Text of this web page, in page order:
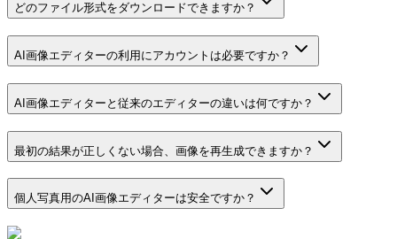
どのファイル形式をダウンロードできますか？
AI画像エディターの利用にアカウントは必要ですか？
AI画像エディターと従来のエディターの違いは何ですか？
最初の結果が正しくない場合、画像を再生成できますか？
個人写真用のAI画像エディターは安全ですか？